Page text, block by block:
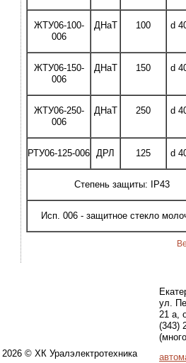
ЖТУ06-100-
006
ДНаТ 100 d
ЖТУ06-150-
006
ДНаТ 150 d
ЖТУ06-250-
006
ДНаТ 250 d
РТУ06-125-006 ДРЛ 125 d
Степень защиты: IP43
Исп. 006 - защитное стекло
2026 © ХК Уралэлектротехника
ул.
21 а,
(343)